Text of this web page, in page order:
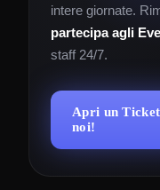
intere giornate.
partecipa agli
staff 24/7.
Apri un
noi!